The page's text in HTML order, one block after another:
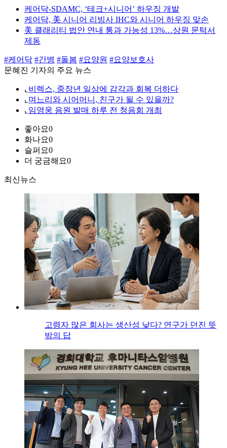
케어닥-SDAMC, ‘테크+시니어’ 하우징 개발
케어닥, 美 시니어 리빙사 IHC와 시니어 하우징 맞손
美 클래리티 법안 연내 통과 가능성 13%…상원 문턱서
제동
#케어닥 #간병 #돌봄 #요양원 #요양보호사
문혜진 기자의 주요 뉴스
⌞ 비렉스, 중장년 일상에 감각과 회복 더하다
⌞ 며느리와 시어머니, 친구가 될 수 있을까?
⌞ 임영웅 음원 발매 하루 전 청음회 개최
좋아요0
화나요0
슬퍼요0
더 궁금해요0
최신뉴스
고령자 많은 회사는 생산성 낮다? 연구가 던진 뜻
밖의 답